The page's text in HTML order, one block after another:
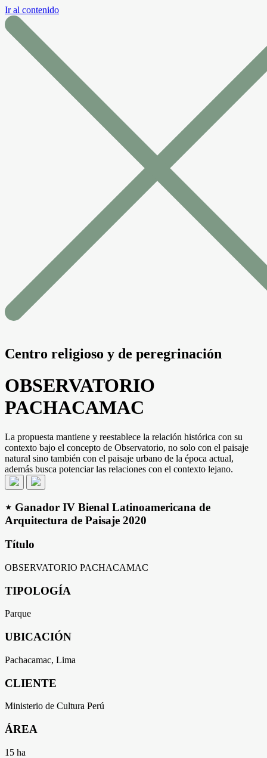
Ir al contenido
Centro religioso y de peregrinación
OBSERVATORIO
PACHACAMAC
La propuesta mantiene y reestablece la relación histórica con su
contexto bajo el concepto de Observatorio, no solo con el paisaje
natural sino también con el paisaje urbano de la época actual,
además busca potenciar las relaciones con el contexto lejano.
⋆ Ganador IV Bienal Latinoamericana de
Arquitectura de Paisaje 2020
Título
OBSERVATORIO PACHACAMAC
TIPOLOGÍA
Parque
UBICACIÓN
Pachacamac, Lima
CLIENTE
Ministerio de Cultura Perú
ÁREA
15 ha